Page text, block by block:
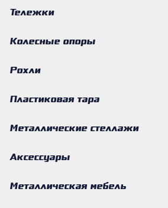
Тележки
Колесные опоры
Рохли
Пластиковая тара
Металлические стеллажи
Аксессуары
Металлическая мебель